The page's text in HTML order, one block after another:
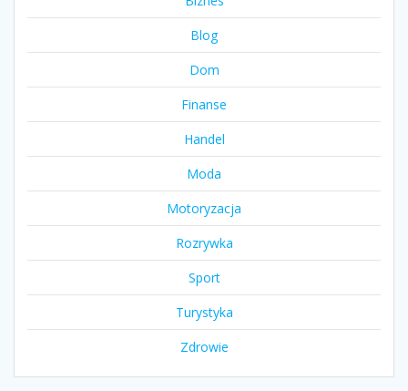
Blog
Dom
Finanse
Handel
Moda
Motoryzacja
Rozrywka
Sport
Turystyka
Zdrowie